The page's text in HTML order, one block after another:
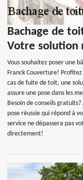
Bachage de
Votre solution
Vous souhaitez poser une
Franck Couverture!
cas de fuite de toit, une
assure une pose dans les
Besoin de conseils
pose réussie qui répond à
service ne dépassera pas
directement!